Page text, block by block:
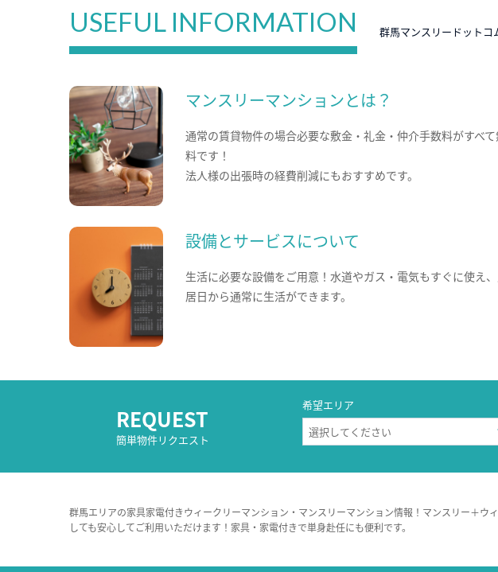
USEFUL INFORMATION 群馬マンスリードットコ
マンスリーマンションとは？
通常の賃貸物件の場合必要な敷金・礼金・仲介手数料がすべ
料です！
法人様の出張時の経費削減にもおすすめです。
設備とサービスについて
生活に必要な設備をご用意！水道やガス・電気もすぐに使え、
居日から通常に生活ができます。
REQUEST
簡単物件リクエスト
希望エリア
群馬エリアの家具家電付きウィークリーマンション・マンスリーマンション情報！マンスリー＋
しても安心してご利用いただけます！家具・家電付きで単身赴任にも便利です。